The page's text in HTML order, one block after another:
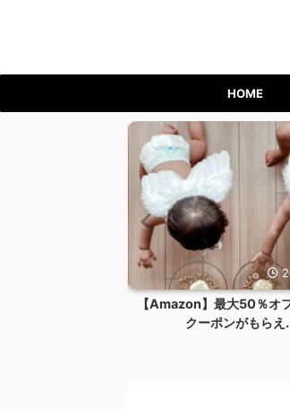
HOME
【Amazon】最大50％オ
クーポンがもらえ